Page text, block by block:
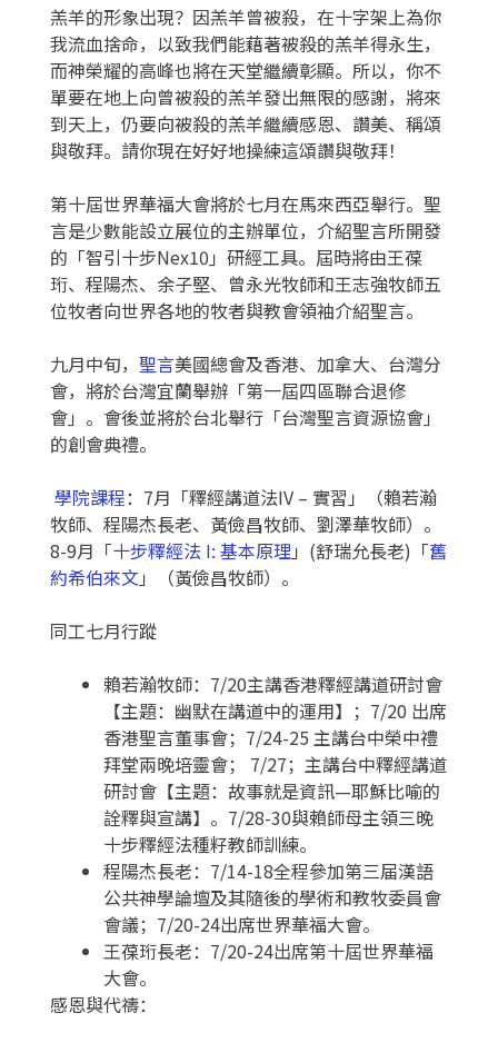
羔羊的形象出現？因羔羊曾被殺，在十字架上為你
我流血捨命，以致我們能藉著被殺的羔羊得永生，
而神榮耀的高峰也將在天堂繼續彰顯。所以，你不
單要在地上向曾被殺的羔羊發出無限的感謝，將來
到天上，仍要向被殺的羔羊繼續感恩、讚美、稱頌
與敬拜。請你現在好好地操練這頌讚與敬拜！
第十屆世界華福大會將於七月在馬來西亞舉行。聖
言是少數能設立展位的主辦單位，介紹聖言所開發
的「智引十步Nex10」研經工具。屆時將由王葆
珩、程陽杰、余子堅、曾永光牧師和王志強牧師五
位牧者向世界各地的牧者與教會領袖介紹聖言。
九月中旬， 聖言美國總會及香港、加拿大、台灣分
會，將於台灣宜蘭舉辦「第一屆四區聯合退修
會」。會後並將於台北舉行「台灣聖言資源協會」
的創會典禮。
學院課程：7月「釋經講道法IV – 實習」（賴若瀚
牧師、程陽杰長老、黃儉昌牧師、劉澤華牧師）。
8-9月「十步釋經法I: 基本原理」(舒瑞允長老)「舊
約希伯來文」（黃儉昌牧師）。
同工七月行蹤
賴若瀚牧師：7/20主講香港釋經講道研討會
【主題：幽默在講道中的運用】；7/20 出席
香港聖言董事會；7/24-25 主講台中榮中禮
拜堂兩晚培靈會； 7/27；主講台中釋經講道
研討會【主題：故事就是資訊—耶穌比喻的
詮釋與宣講】。7/28-30與賴師母主領三晚
十步釋經法種籽教師訓練。
程陽杰長老：7/14-18全程參加第三届漢語
公共神學論壇及其隨後的學術和教牧委員會
會議；7/20-24出席世界華福大會。
王葆珩長老：7/20-24出席第十屆世界華福
大會。
感恩與代禱：